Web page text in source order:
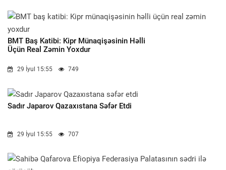
BMT Baş Katibi: Kipr Münaqişəsinin Həlli
Üçün Real Zəmin Yoxdur
29 İyul 15:55 749
Sadır Japarov Qazaxıstana Səfər Etdi
29 İyul 15:55 707